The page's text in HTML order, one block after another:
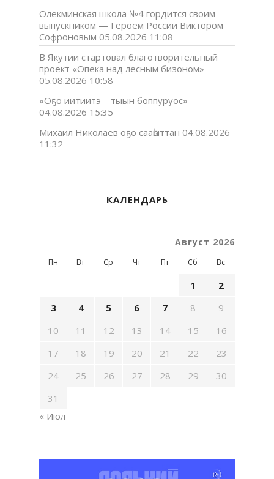
Олекминская школа №4 гордится своим
выпускником — Героем России Виктором
Софроновым 05.08.2026 11:08
В Якутии стартовал благотворительный
проект «Опека над лесным бизоном»
05.08.2026 10:58
«Оҕо иитиитэ – тыын боппуруос»
04.08.2026 15:35
Михаил Николаев оҕо сааһыттан 04.08.2026
11:32
КАЛЕНДАРЬ
Август 2026
Пн Вт Ср Чт Пт Сб Вс
1
2
3
4 5 6 7 8
9
10
11 12 13 14 15
16
17
18 19 20 21 22
23
24
25 26 27 28 29
30
31
« Июл